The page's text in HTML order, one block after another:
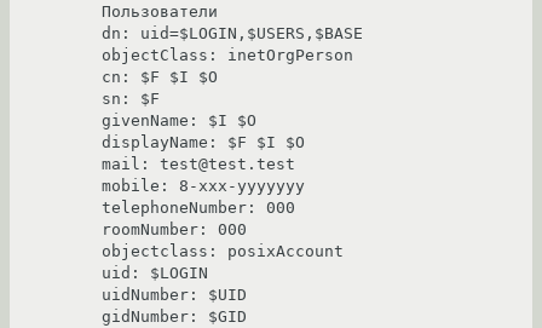
Пользователи
dn: uid=$LOGIN,$USERS,$BASE
objectClass: inetOrgPerson
cn: $F $I $O
sn: $F
givenName: $I $O
displayName: $F $I $O
mail: test@test.test
mobile: 8-xxx-yyyyyyy
telephoneNumber: 000
roomNumber: 000
objectclass: posixAccount
uid: $LOGIN
uidNumber: $UID
gidNumber: $GID